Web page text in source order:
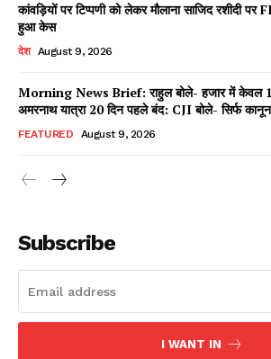
Facebook
X WhatsApp
Read Latest News
कांवड़ियों पर टिप्पणी को लेकर मौलाना साजिद रशीदी
हुआ केस
देश August 9, 2026
Morning News Brief: राहुल बोले- हजार में केवल
अमरनाथ यात्रा 20 दिन पहले बंद: CJI बोले- सिर्फ
FEATURED August 9, 2026
Subscribe
I WANT IN